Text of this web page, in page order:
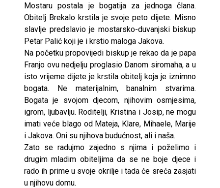
Mostaru postala je bogatija za jednoga člana.
Obitelj Brekalo krstila je svoje peto dijete. Misno
slavlje predslavio je mostarsko-duvanjski biskup
Petar Palić koji je i krstio maloga Jakova.
Na početku propovijedi biskup je rekao da je papa
Franjo ovu nedjelju proglasio Danom siromaha, a u
isto vrijeme dijete je krstila obitelj koja je iznimno
bogata. Ne materijalnim, banalnim stvarima.
Bogata je svojom djecom, njihovim osmjesima,
igrom, ljubavlju. Roditelji, Kristina i Josip, ne mogu
imati veće blago od Mateja, Klare, Mihaele, Marije
i Jakova. Oni su njihova budućnost, ali i naša.
Zato se radujmo zajedno s njima i poželimo i
drugim mladim obiteljima da se ne boje djece i
rado ih prime u svoje okrilje i tada će sreća zasjati
u njihovu domu.